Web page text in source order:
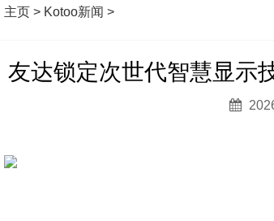
主页 > Kotoo新闻 >
友达锁定次世代智慧显示